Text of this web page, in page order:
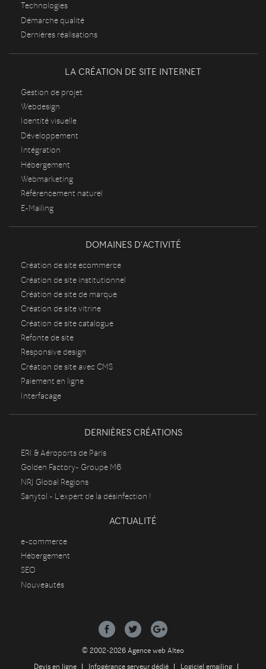
Technologies
Démarche qualité
Dernières réalisations
LA CRÉATION DE SITE INTERNET
Gestion de projet
Webdesign
Identité visuelle
Développement
Intégration
Hébergement
Webmarketing
Référencement naturel
E-Mailing
DOMAINES D'ACTIVITÉ
Création de site ecommerce
Création de site institutionnel
Création de site de marque
Création de site vitrine
Création de site catalogue
Refonte de site
Responsive design
Création de site avec CMS
Paiement en ligne
Interfacage
DERNIÈRES CRÉATIONS
ERI & Aéroports de Paris
Golden Factory- Groupe M6
NRJ Global Regions
Sanytol - L'expert de la désinfection !
ACTUALITÉ
e-commerce
Hébergement
SEO
Nouveautés
© 2002-2026 Agence web Alteo
Devis en ligne
Infogérance serveur dédié Logiciel emailing